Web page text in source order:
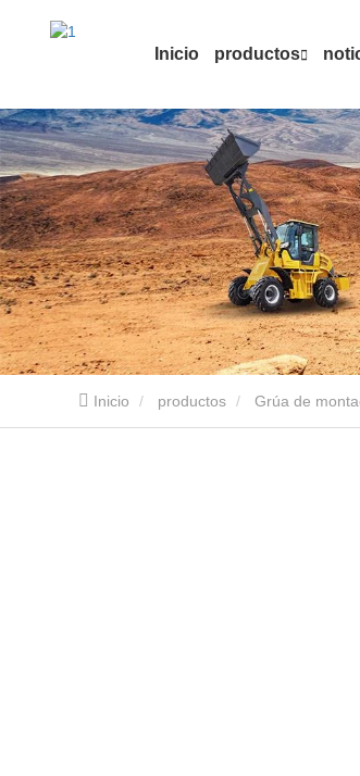
Inicio productos
Inicio productos Grúa de